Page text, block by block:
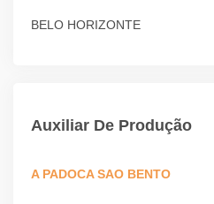
BELO HORIZONTE
Auxiliar De Produção
A PADOCA SAO BENTO